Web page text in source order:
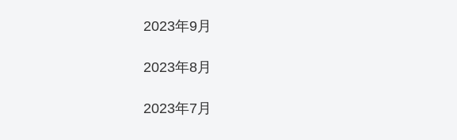
2023年9月
2023年8月
2023年7月